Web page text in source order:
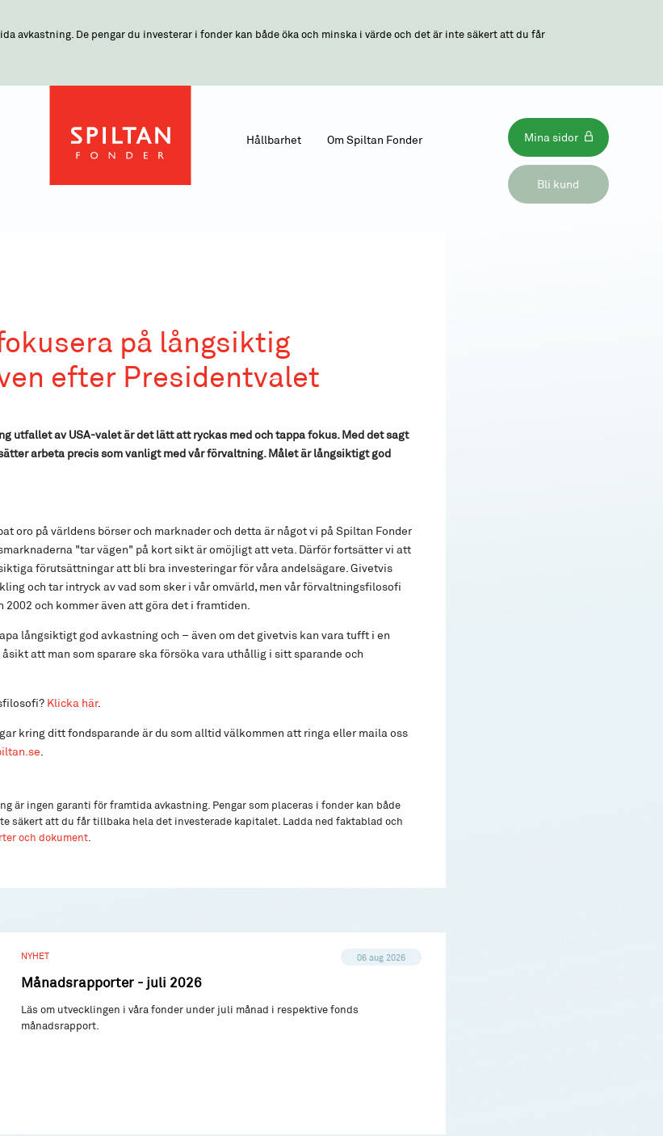
avkastning. De pengar du investerar i fonder kan både öka och minska i värde och det är inte säkert att du får
Bli kund
Mina sidor
Om Spiltan Fonder
Hållbarhet
på långsiktig
efter Presidentvalet
utfallet av USA-valet är det lätt att ryckas med och tappa fokus. Med det sagt
arbeta precis som vanligt med vår förvaltning. Målet är långsiktigt god
oro på världens börser och marknader och detta är något vi på Spiltan Fonder
"tar vägen" på kort sikt är omöjligt att veta. Därför fortsätter vi att
förutsättningar att bli bra investeringar för våra andelsägare. Givetvis
och tar intryck av vad som sker i vår omvärld, men vår förvaltningsfilosofi
och kommer även att göra det i framtiden.
långsiktigt god avkastning och – även om det givetvis kan vara tufft i en
att man som sparare ska försöka vara uthållig i sitt sparande och
Klicka här.
kring ditt fondsparande är du som alltid välkommen att ringa eller maila oss
är ingen garanti för framtida avkastning. Pengar som placeras i fonder kan både
säkert att du får tillbaka hela det investerade kapitalet. Ladda ned faktablad och
och dokument.
NYHET 06 aug 2026
Månadsrapporter - juli 2026
Läs om utvecklingen i våra fonder under juli månad i respektive fonds
månadsrapport.